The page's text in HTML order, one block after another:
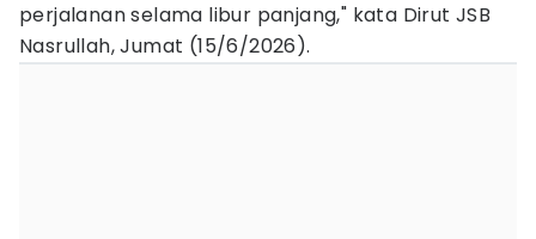
perjalanan selama libur panjang," kata Dirut JSB
Nasrullah, Jumat (15/6/2026).